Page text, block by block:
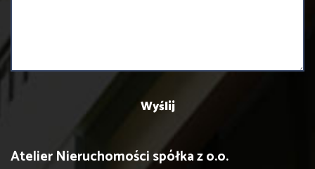
Atelier Nieruchomości spółka z o.o.